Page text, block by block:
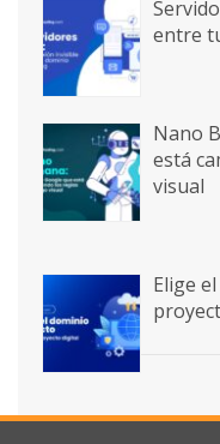
entre
Nano
está
visual
Elige